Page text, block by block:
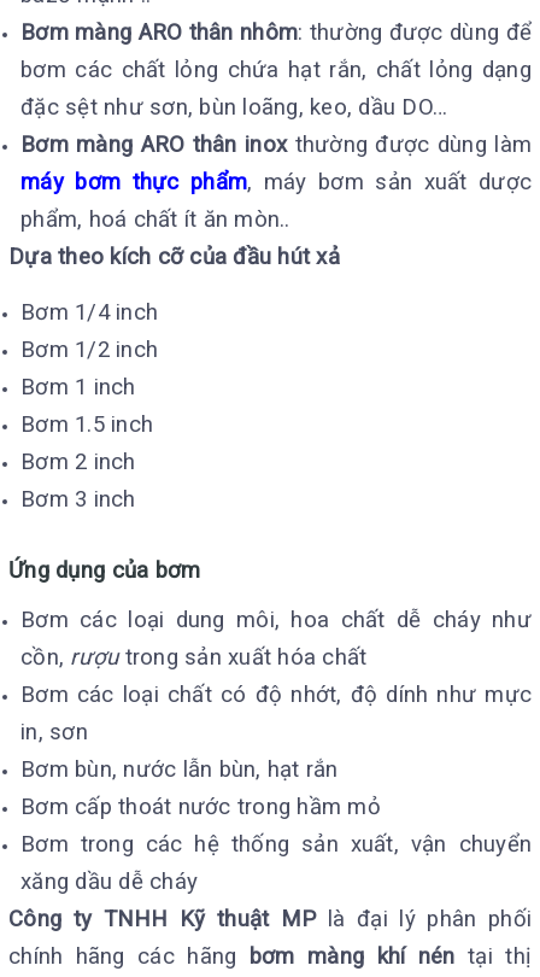
Bơm màng ARO thân nhôm: thường được dùng để
bơm các chất lỏng chứa hạt rắn, chất lỏng dạng
đặc sệt như sơn, bùn loãng, keo, dầu DO…
Bơm màng ARO thân inoxthường được dùng làm
máy bơm thực phẩm, máy bơm sản xuất dược
phẩm, hoá chất ít ăn mòn..
Dựa theo kích cỡ của đầu hút xả
Bơm 1/4 inch
Bơm 1/2 inch
Bơm 1 inch
Bơm 1.5 inch
Bơm 2 inch
Bơm 3 inch
Ứng dụng của bơm
Bơm các loại dung môi, hoa chất dễ cháy như
cồn, rượutrong sản xuất hóa chất
Bơm các loại chất có độ nhớt, độ dính như mực
in, sơn
Bơm bùn, nước lẫn bùn, hạt rắn
Bơm cấp thoát nước trong hầm mỏ
Bơm trong các hệ thống sản xuất, vận chuyển
xăng dầu dễ cháy
Công ty TNHH Kỹ thuật MPlà đại lý phân phối
chính hãng các hãng
bơm màng khí nén tại thị